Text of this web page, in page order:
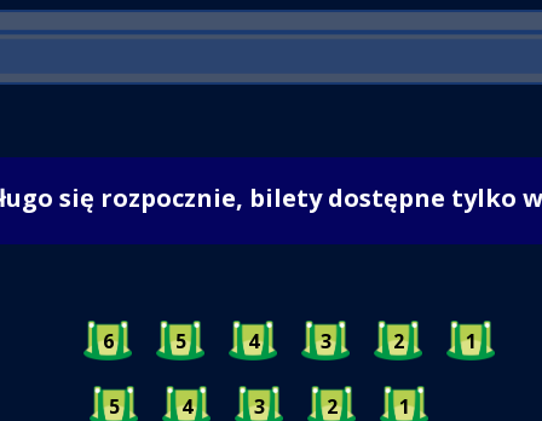
się rozpocznie, bilety dostępne tylko
6 5 4 3 2 1
5 4 3 2 1